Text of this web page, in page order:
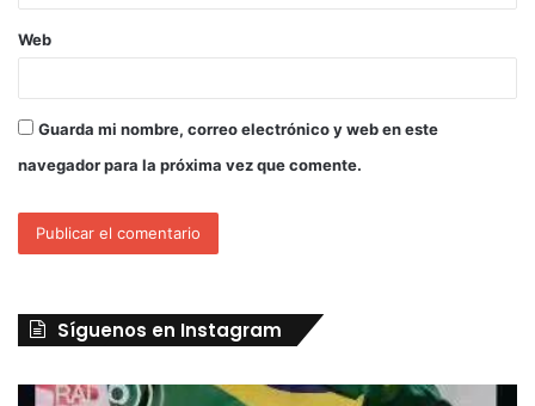
Web
Guarda mi nombre, correo electrónico y web en este
navegador para la próxima vez que comente.
Síguenos en Instagram